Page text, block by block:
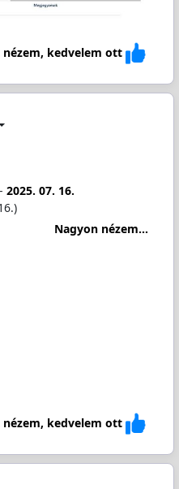
nézem, kedvelem ott
2025. 07. 16.
Nagyon nézem...
nézem, kedvelem ott